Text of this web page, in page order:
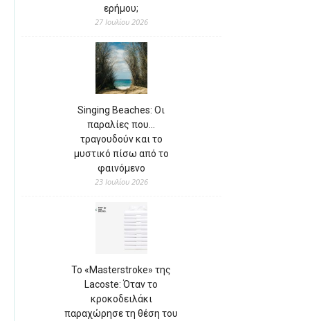
ερήμου;
27 Ιουλίου 2026
Singing Beaches: Οι
παραλίες που…
τραγουδούν και το
μυστικό πίσω από το
φαινόμενο
23 Ιουλίου 2026
Το «Masterstroke» της
Lacoste: Όταν το
κροκοδειλάκι
παραχώρησε τη θέση του